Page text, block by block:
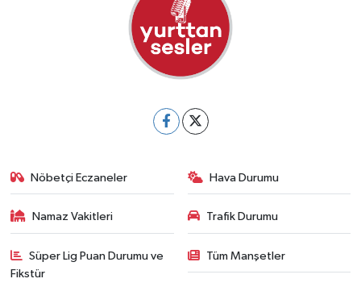
Nöbetçi Eczaneler Hava Durumu
Namaz Vakitleri Trafik Durumu
Süper Lig Puan Durumu ve
Fikstür
Tüm Manşetler